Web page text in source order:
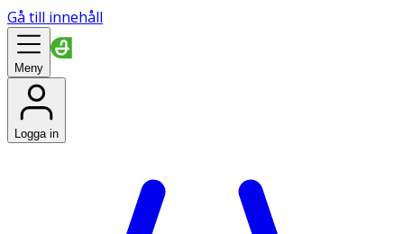
Gå till innehåll
Meny
Logga in